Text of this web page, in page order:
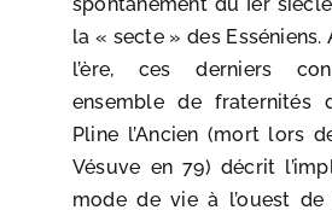
la « secte » des
l’ère, ces derniers
ensemble de fraternités
Pline l’Ancien (mort lors
Vésuve en 79) décrit
mode de vie à l’ouest